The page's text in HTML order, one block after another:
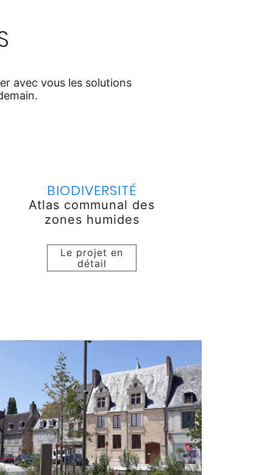
avec vous les solutions
BIODIVERSITÉ
Atlas communal des
zones humides
Le projet en
détail